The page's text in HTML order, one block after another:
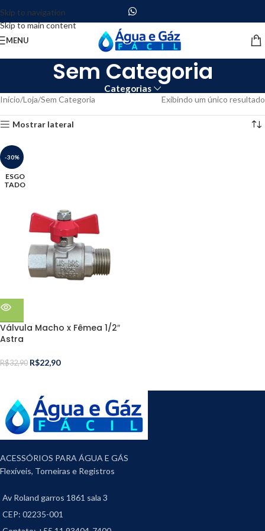
Skip to navigation
Skip to main content
MENU
Sem Categoria
Categorias
Início Loja Sem Categoria Exibindo um único resultado
Mostrar lateral
-30%
ESGO
TADO
Válvula Macho x Fêmea 1/2″
Astra
R$32,90 R$22,90
ACESSÓRIOS PARA ÁGUA E GÁS
Flexíveis, Torneiras e Registros
Av Roland garros 1861 sala 3
CEP: 02235-001